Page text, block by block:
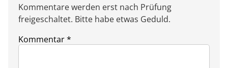
Kommentare werden erst nach Prüfung
freigeschaltet. Bitte habe etwas Geduld.
Kommentar*